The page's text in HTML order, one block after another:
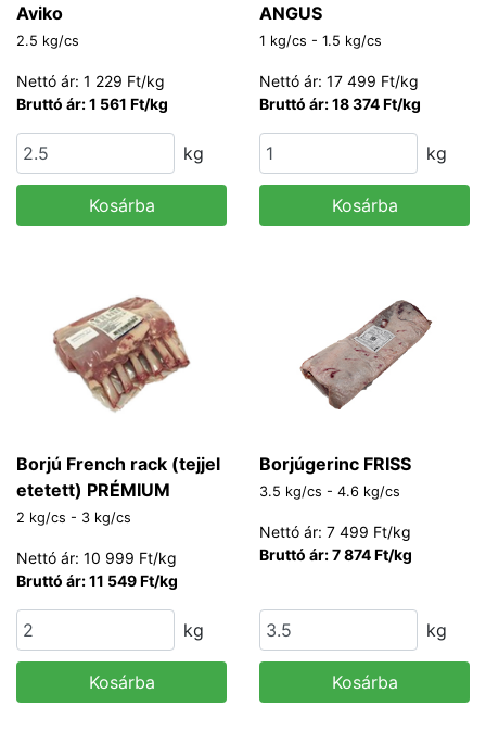
Aviko
2.5 kg/cs
Nettó ár: 1 229 Ft/kg
Bruttó ár: 1 561 Ft/kg
kg
Kosárba
ANGUS
1 kg/cs - 1.5 kg/cs
Nettó ár: 17 499 Ft/kg
Bruttó ár: 18 374 Ft/kg
kg
Kosárba
Borjú French rack (tejjel
etetett) PRÉMIUM
2 kg/cs - 3 kg/cs
Nettó ár: 10 999 Ft/kg
Bruttó ár: 11 549 Ft/kg
kg
Kosárba
Borjúgerinc FRISS
3.5 kg/cs - 4.6 kg/cs
Nettó ár: 7 499 Ft/kg
Bruttó ár: 7 874 Ft/kg
kg
Kosárba